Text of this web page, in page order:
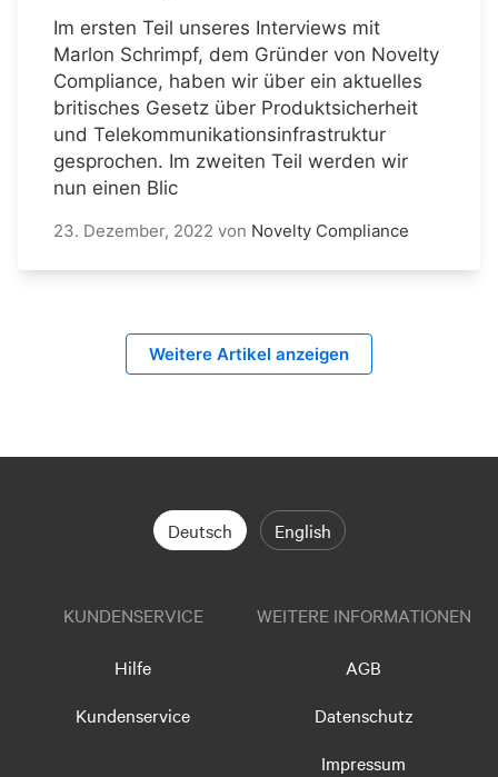
Im ersten Teil unseres Interviews mit
Marlon Schrimpf, dem Gründer von Novelty
Compliance, haben wir über ein aktuelles
britisches Gesetz über Produktsicherheit
und Telekommunikationsinfrastruktur
gesprochen. Im zweiten Teil werden wir
nun einen Blic
23. Dezember, 2022 von Novelty Compliance
Weitere Artikel anzeigen
Deutsch English
KUNDENSERVICE
Hilfe
Kundenservice
WEITERE INFORMATIONEN
AGB
Datenschutz
Impressum